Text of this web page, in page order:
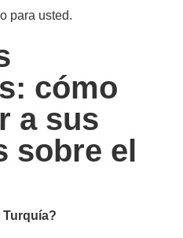
para usted.
cómo
a sus
sobre el
Turquía?